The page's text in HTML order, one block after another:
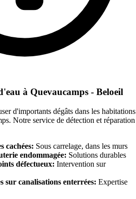
à Quevaucamps - Beloeil
d'importants dégâts dans les habitations
Notre service de détection et réparation
cachées: Sous carrelage, dans les murs
endommagée: Solutions durables
défectueux: Intervention sur
sur canalisations enterrées: Expertise